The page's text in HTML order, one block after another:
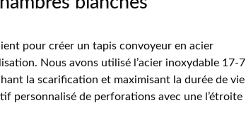
pour créer un tapis convoyeur en acier
Nous avons utilisé l’acier inoxydable 17-7
la scarification et maximisant la durée de vie
personnalisé de perforations avec une l’étroite